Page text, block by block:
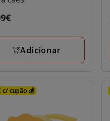
Adicionar
c/ cupão 💰